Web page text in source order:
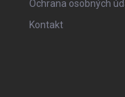
Ochrana osobných
Kontakt